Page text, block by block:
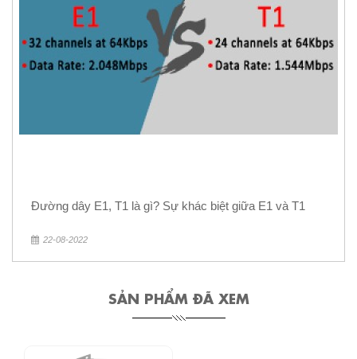
Đường dây E1, T1 là gì? Sự khác biệt giữa E1 và T1
22-08-2022
SẢN PHẨM ĐÃ XEM